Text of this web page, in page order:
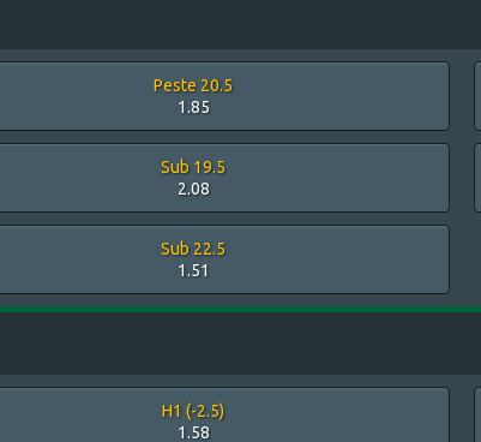
Peste 20.5
1.85
Sub 19.5
2.08
Sub 22.5
1.51
H1 (-2.5)
1.58